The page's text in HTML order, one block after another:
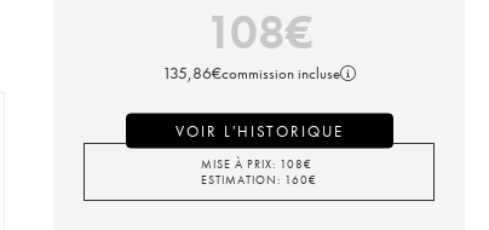
108€
135,86€commission incluse
VOIR L'HISTORIQUE
MISE À PRIX: 108€
ESTIMATION: 160€